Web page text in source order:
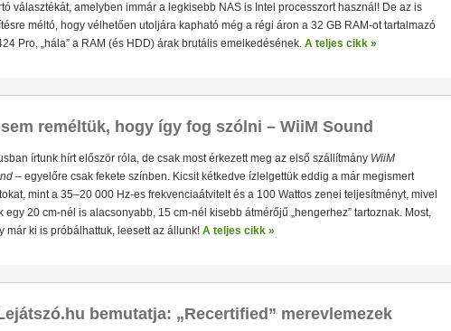
Hardver RAID-es külső háttértárak USB-C csatlakozóval, 5/
(HDD, SSD, M.2 SSD) tárhelyek azoknak, akiknek a méret és a
Windows, macOS, és Linux operációs rendszerű gépekhez, NAS-
választékát, amelyben immár a legkisebb NAS is Intel processzort használ! De az is
méltó, hogy vélhetően utoljára kapható még a régi áron a 32 GB RAM-ot tartalmazó
Pro, „hála” a RAM (és HDD) árak brutális emelkedésének. A teljes cikk »
reméltük, hogy így fog szólni – WiiM Sound
írtunk hírt először róla, de csak most érkezett meg az első szállítmány WiiM
– egyelőre csak fekete színben. Kicsit kétkedve ízlelgettük eddig a már megismert
mint a 35–20 000 Hz-es frekvenciaátvitelt és a 100 Wattos zenei teljesítményt, mivel
egy 20 cm-nél is alacsonyabb, 15 cm-nél kisebb átmérőjű „hengerhez” tartoznak. Most,
már ki is próbálhattuk, leesett az állunk! A teljes cikk »
bemutatja: „Recertified” merevlemezek